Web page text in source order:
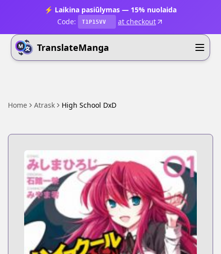
⚡ Laikina pasiūlymas — 15% nuolaida
Code:
T1P15VV at checkout
TranslateManga
Home Atrask High School DxD